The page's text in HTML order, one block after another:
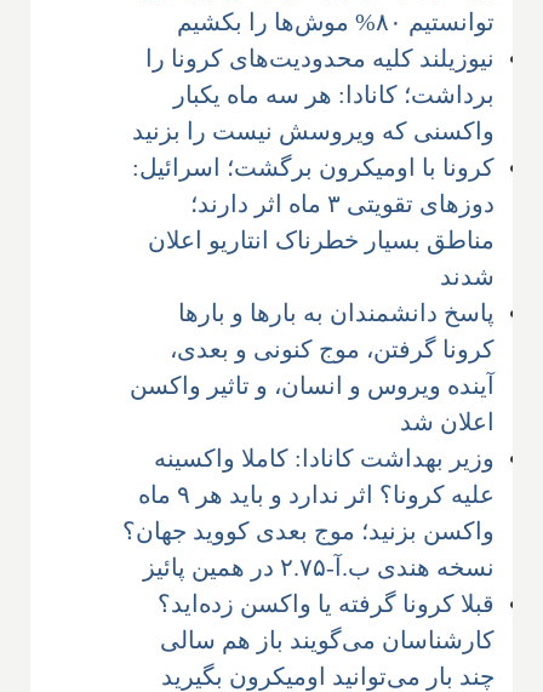
توانستیم ۸۰% موش‌ها را بکشیم
نیوزیلند کلیه محدودیت‌های کرونا را
برداشت؛ کانادا: هر سه ماه یکبار
واکسنی که ویروسش نیست را بزنید
کرونا با اومیکرون برگشت؛ اسرائیل:
دوزهای تقویتی ۳ ماه اثر دارند؛
مناطق بسیار خطرناک انتاریو اعلان
شدند
پاسخ دانشمندان به بارها و بارها
کرونا گرفتن، موج کنونی و بعدی،
آینده ویروس و انسان، و تاثیر واکسن
اعلان شد
وزیر بهداشت کانادا: کاملا واکسینه
علیه کرونا؟ اثر ندارد و باید هر ۹ ماه
واکسن بزنید؛ موج بعدی کووید جهان؟
نسخه هندی ب.آ-۲.۷۵ در همین پائیز
قبلا کرونا گرفته یا واکسن زده‌اید؟
کارشناسان می‌گویند باز هم سالی
چند بار می‌توانید اومیکرون بگیرید